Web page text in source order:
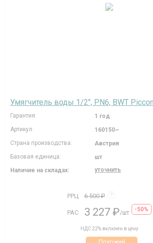
Умягчитель воды 1/2", PN6, BWT
Гарантия:
1 год
Артикул:
160150~
Страна производства:
Австрия
Базовая единица:
шт
Наличие на складах:
уточнить
РРЦ 6 500 ₽ ?
РАС 3 227 ₽/шт -50%
НДС 22% включен в цену